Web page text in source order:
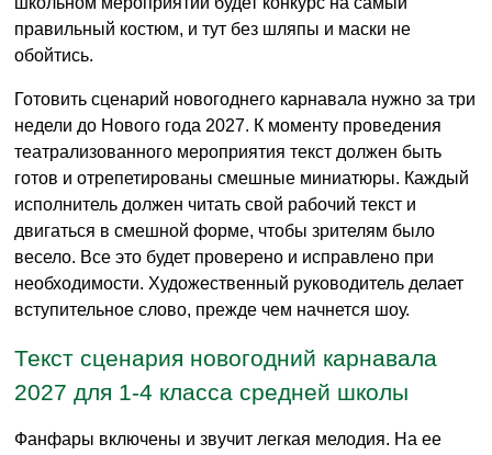
правильный костюм, и тут без шляпы и маски не
обойтись.
Готовить сценарий новогоднего карнавала нужно за три
недели до Нового года 2027. К моменту проведения
театрализованного мероприятия текст должен быть
готов и отрепетированы смешные миниатюры. Каждый
исполнитель должен читать свой рабочий текст и
двигаться в смешной форме, чтобы зрителям было
весело. Все это будет проверено и исправлено при
необходимости. Художественный руководитель делает
вступительное слово, прежде чем начнется шоу.
Текст сценария новогодний карнавала
2027 для 1-4 класса средней школы
Фанфары включены и звучит легкая мелодия. На ее